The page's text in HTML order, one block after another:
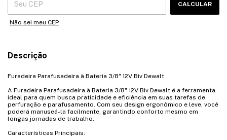
CALCULAR
Não sei meu CEP
Descrição
Furadeira Parafusadeira à Bateria 3/8" 12V Biv Dewalt
A Furadeira Parafusadeira à Bateria 3/8" 12V Biv Dewalt é a ferramenta
ideal para quem busca praticidade e eficiência em suas tarefas de
perfuração e parafusamento. Com seu design ergonômico e leve, você
poderá manuseá-la facilmente, garantindo conforto mesmo em
longas jornadas de trabalho.
Características Principais: